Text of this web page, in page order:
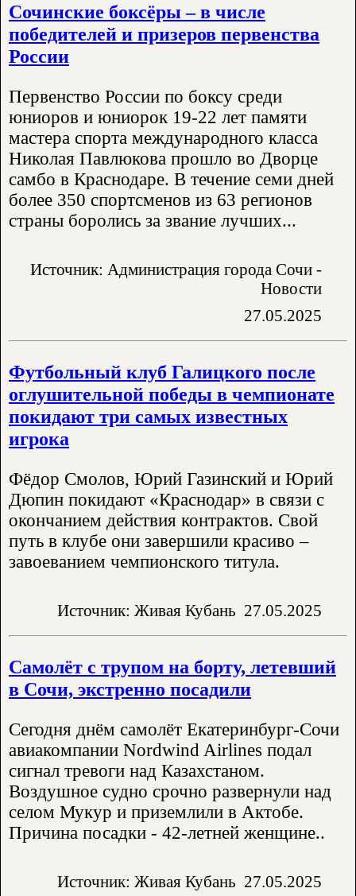
Сочинские боксёры – в числе
победителей и призеров первенства
России
Первенство России по боксу среди
юниоров и юниорок 19-22 лет памяти
мастера спорта международного класса
Николая Павлюкова прошло во Дворце
самбо в Краснодаре. В течение семи дней
более 350 спортсменов из 63 регионов
страны боролись за звание лучших...
Источник: Администрация города Сочи -
Новости
27.05.2025
Футбольный клуб Галицкого после
оглушительной победы в чемпионате
покидают три самых известных
игрока
Фёдор Смолов, Юрий Газинский и Юрий
Дюпин покидают «Краснодар» в связи с
окончанием действия контрактов. Свой
путь в клубе они завершили красиво –
завоеванием чемпионского титула.
Источник: Живая Кубань 27.05.2025
Самолёт с трупом на борту, летевший
в Сочи, экстренно посадили
Сегодня днём самолёт Екатеринбург-Сочи
авиакомпании Nordwind Airlines подал
сигнал тревоги над Казахстаном.
Воздушное судно срочно развернули над
селом Мукур и приземлили в Актобе.
Причина посадки - 42-летней женщине..
Источник: Живая Кубань 27.05.2025